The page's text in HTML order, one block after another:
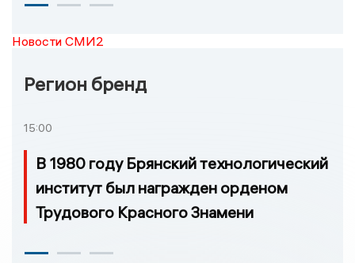
Новости СМИ2
Регион бренд
15:00
В 1980 году Брянский технологический
институт был награжден орденом
Трудового Красного Знамени